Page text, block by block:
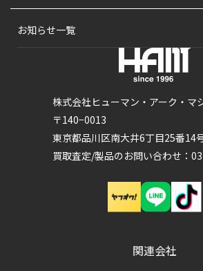
株式会社ヒューマン・アーク・マ
〒140−0013
東京都品川区南大井6丁目25番14
買取査定/製品のお問い合わせ：
お知らせ一覧
関連会社